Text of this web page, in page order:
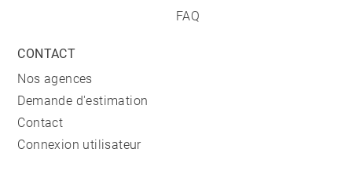
FAQ
CONTACT
Nos agences
Demande d'estimation
Contact
Connexion utilisateur